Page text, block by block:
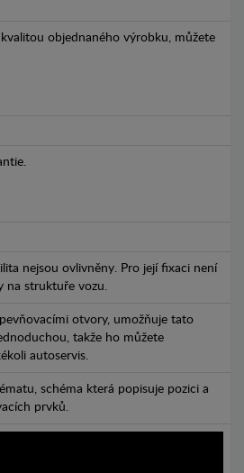
objednaného výrobku, můžete
nejsou ovlivněny. Pro její fixaci není
na struktuře vozu.
otvory, umožňuje tato
takže ho můžete
autoservis.
schéma která popisuje pozici a
prvků.